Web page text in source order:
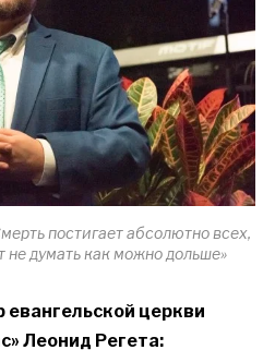
постигает абсолютно всех,
не думать как можно дольше»
евангельской церкви
Леонид Регета: